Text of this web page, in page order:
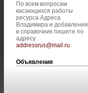
По всем вопросам
касающихся работы
ресурса Адреса
Владимира и добавления
в справочник пишите по
адресу
addressrus@mail.ru.
Объявления